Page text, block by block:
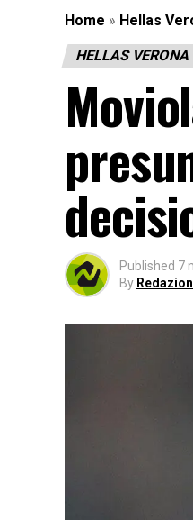
Home » Hellas
HELLAS VERONA
Published 7
By